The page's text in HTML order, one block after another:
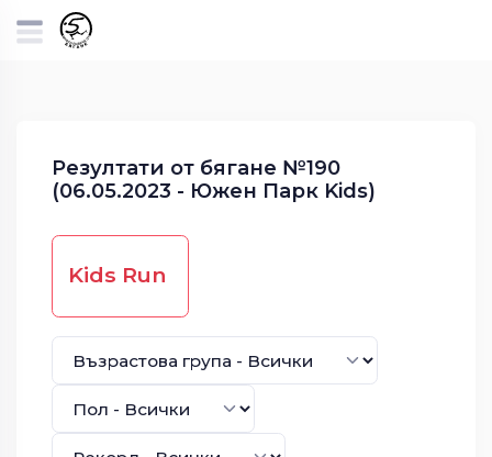
Резултати от бягане №190
(06.05.2023 - Южен Парк Kids)
Kids Run